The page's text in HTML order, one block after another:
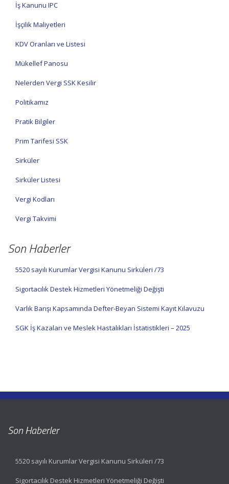
İş Kanunu IPC
İşçilik Maliyetleri
KDV Oranları ve Listesi
Mükellef Panosu
Nelerden Vergi SSK Kesilir
Politikamız
Pratik Bilgiler
Prim Tarifesi SSK
Sirküler
Sirküler Listesi
Vergi Kodları
Vergi Takvimi
Son Haberler
5520 sayılı Kurumlar Vergisi Kanunu Sirküleri /73
Sigortacılık Destek Hizmetleri Yönetmeliği Değişti
Varlık Barışı Kapsamında Defter-Beyan Sistemi Kayıt Kılavuzu
SGK İş Kazaları ve Meslek Hastalıkları İstatistikleri – 2025
Son Haberler
5520 sayılı Kurumlar Vergisi Kanunu Sirküleri /73
Sigortacılık Destek Hizmetleri Yönetmeliği Değişti